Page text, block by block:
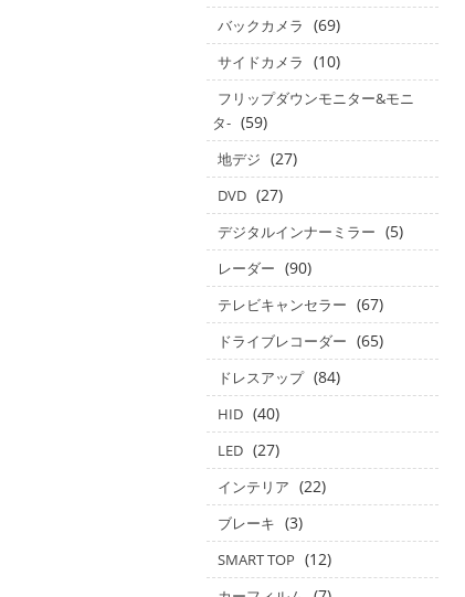
バックカメラ (69)
サイドカメラ (10)
フリップダウンモニター&モニ
タ‐ (59)
地デジ (27)
DVD (27)
デジタルインナーミラー (5)
レーダー (90)
テレビキャンセラー (67)
ドライブレコーダー (65)
ドレスアップ (84)
HID (40)
LED (27)
インテリア (22)
ブレーキ (3)
SMART TOP (12)